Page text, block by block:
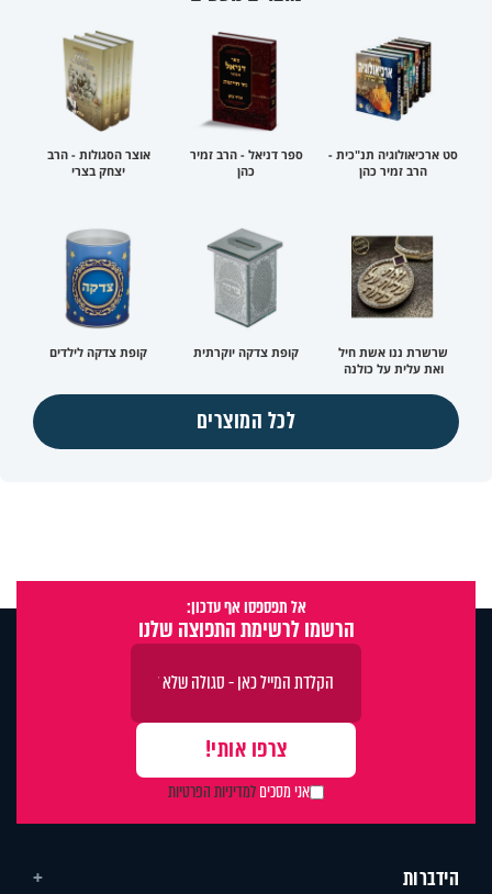
סט ארכיאולוגיה תנ"כית -
הרב זמיר כהן
ספר דניאל - הרב זמיר
כהן
אוצר הסגולות - הרב
יצחק בצרי
שרשרת ננו אשת חיל
ואת עלית על כולנה
קופת צדקה יוקרתית קופת צדקה לילדים
לכל המוצרים
אל תפספסו אף עדכון:
הרשמו לרשימת התפוצה שלנו
אני מסכיםלמדיניות הפרטיות
הידברות